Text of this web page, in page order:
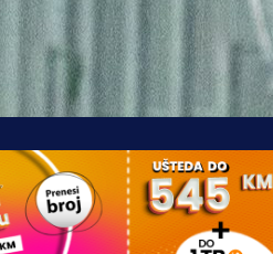
Omerovića:
tri minute!